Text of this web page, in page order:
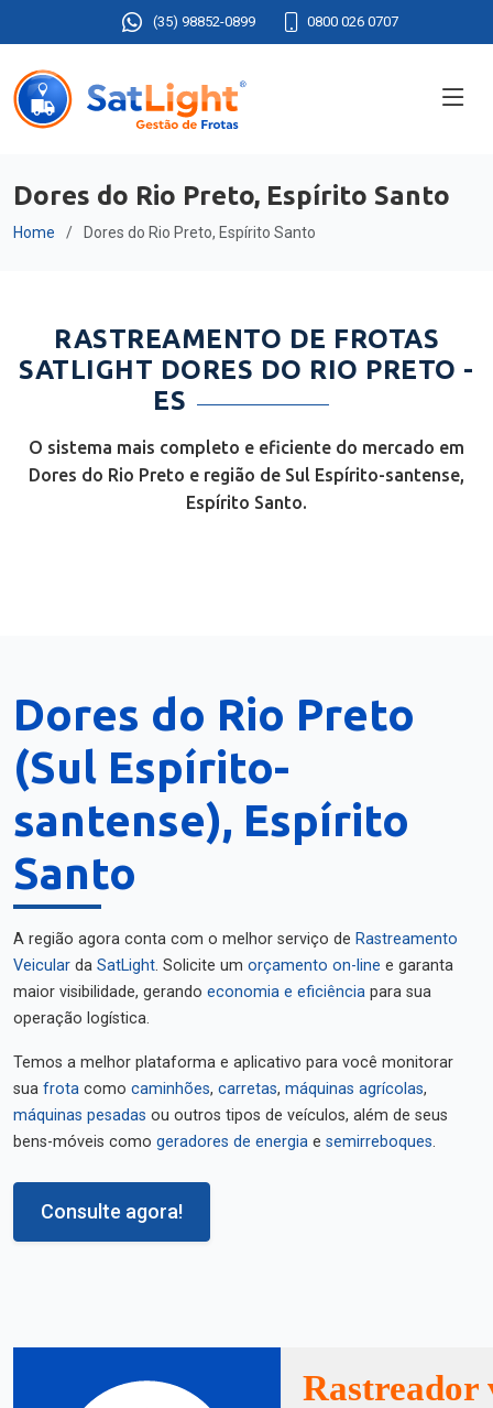
(35) 98852-0899 0800 026 0707
Dores do Rio Preto, Espírito Santo
Home Dores do Rio Preto, Espírito Santo
RASTREAMENTO DE FROTAS
SATLIGHT DORES DO RIO PRETO -
ES
O sistema mais completo e eficiente do mercado em
Dores do Rio Preto e região de Sul Espírito-santense,
Espírito Santo.
Dores do Rio Preto
(Sul Espírito-
santense), Espírito
Santo
A região agora conta com o melhor serviço de Rastreamento
Veicular da SatLight. Solicite um orçamento on-line e garanta
maior visibilidade, gerando economia e eficiência para sua
operação logística.
Temos a melhor plataforma e aplicativo para você monitorar
sua frota como caminhões, carretas, máquinas agrícolas,
máquinas pesadas ou outros tipos de veículos, além de seus
bens-móveis como geradores de energia e semirreboques.
Consulte agora!
Rastreador